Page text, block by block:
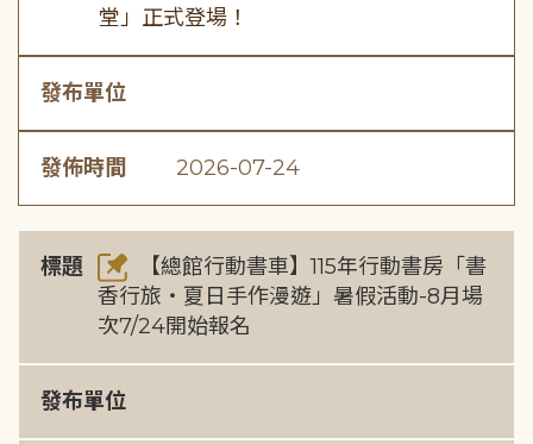
堂」正式登場！
發布單位
發佈時間 2026-07-24
標題
【總館行動書車】115年行動書房「書
香行旅・夏日手作漫遊」暑假活動-8月場
次7/24開始報名
發布單位